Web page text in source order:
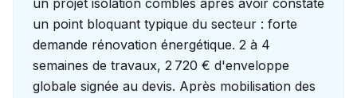
un projet isolation combles après avoir constaté
un point bloquant typique du secteur : forte
demande rénovation énergétique. 2 à 4
semaines de travaux, 2 720 € d'enveloppe
globale signée au devis. Après mobilisation des